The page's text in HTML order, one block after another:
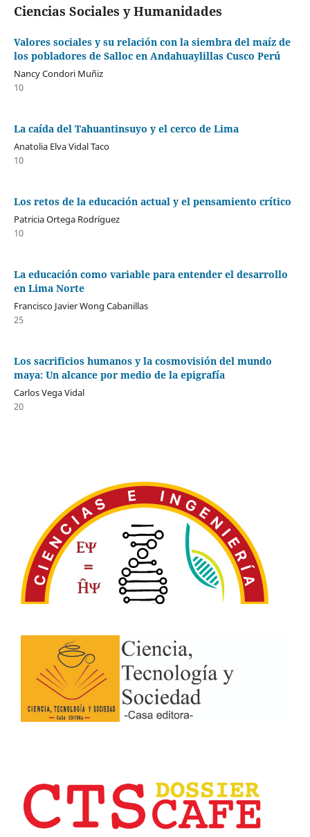
Ciencias Sociales y Humanidades
Valores sociales y su relación con la siembra del maíz de
los pobladores de Salloc en Andahuaylillas Cusco Perú
Nancy Condori Muñiz
10
La caída del Tahuantinsuyo y el cerco de Lima
Anatolia Elva Vidal Taco
10
Los retos de la educación actual y el pensamiento crítico
Patricia Ortega Rodríguez
10
La educación como variable para entender el desarrollo
en Lima Norte
Francisco Javier Wong Cabanillas
25
Los sacrificios humanos y la cosmovisión del mundo
maya: Un alcance por medio de la epigrafía
Carlos Vega Vidal
20